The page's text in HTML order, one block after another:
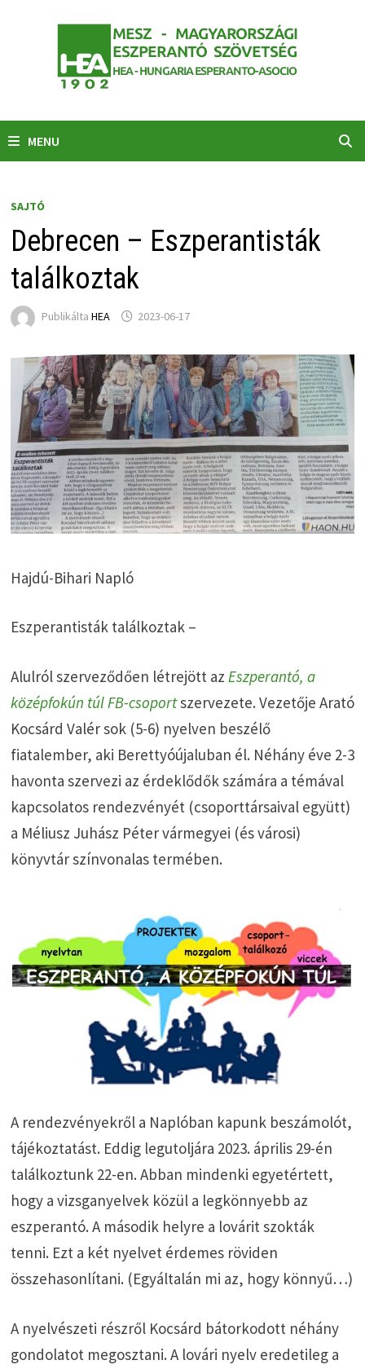
MENU
SAJTÓ
Debrecen – Eszperantisták
találkoztak
Publikálta HEA 2023-06-17
Hajdú-Bihari Napló
Eszperantisták találkoztak –
Alulról szerveződően létrejött az Eszperantó, a
középfokún túl FB-csoportszervezete. Vezetője Arató
Kocsárd Valér sok (5-6) nyelven beszélő
fiatalember, aki Berettyóújaluban él. Néhány éve 2-3
havonta szervezi az érdeklődők számára a témával
kapcsolatos rendezvényét (csoporttársaival együtt)
a Méliusz Juhász Péter vármegyei (és városi)
könyvtár színvonalas termében.
A rendezvényekről a Naplóban kapunk beszámolót,
tájékoztatást. Eddig legutoljára 2023. április 29-én
találkoztunk 22-en. Abban mindenki egyetértett,
hogy a vizsganyelvek közül a legkönnyebb az
eszperantó. A második helyre a lovárit szokták
tenni. Ezt a két nyelvet érdemes röviden
összehasonlítani. (Egyáltalán mi az, hogy könnyű…)
A nyelvészeti részről Kocsárd bátorkodott néhány
gondolatot megosztani. A lovári nyelv eredetileg a